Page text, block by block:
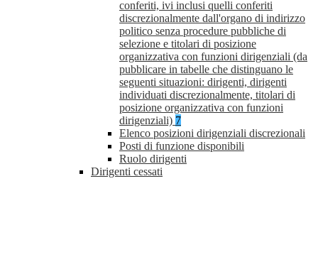
conferiti, ivi inclusi quelli conferiti
discrezionalmente dall'organo di indirizzo
politico senza procedure pubbliche di
selezione e titolari di posizione
organizzativa con funzioni dirigenziali (da
pubblicare in tabelle che distinguano le
seguenti situazioni: dirigenti, dirigenti
individuati discrezionalmente, titolari di
posizione organizzativa con funzioni
dirigenziali) 7
Elenco posizioni dirigenziali discrezionali
Posti di funzione disponibili
Ruolo dirigenti
Dirigenti cessati